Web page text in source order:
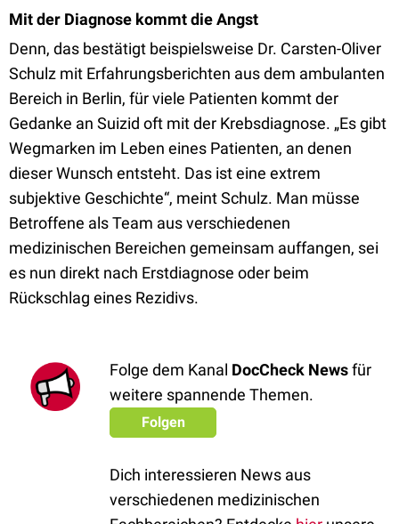
Mit der Diagnose kommt die Angst
Denn, das bestätigt beispielsweise Dr. Carsten-Oliver
Schulz mit Erfahrungsberichten aus dem ambulanten
Bereich in Berlin, für viele Patienten kommt der
Gedanke an Suizid oft mit der Krebsdiagnose. „Es gibt
Wegmarken im Leben eines Patienten, an denen
dieser Wunsch entsteht. Das ist eine extrem
subjektive Geschichte“, meint Schulz. Man müsse
Betroffene als Team aus verschiedenen
medizinischen Bereichen gemeinsam auffangen, sei
es nun direkt nach Erstdiagnose oder beim
Rückschlag eines Rezidivs.
Folge dem Kanal DocCheck Newsfür
weitere spannende Themen.
Folgen
Dich interessieren News aus
verschiedenen medizinischen